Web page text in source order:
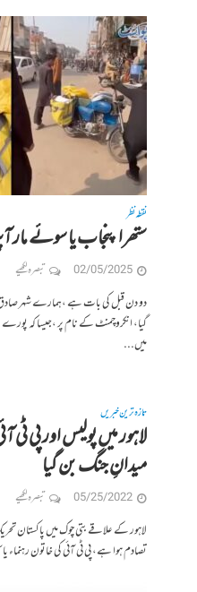
نقطہ نظر
ستھرا پنجاب یا سوئے
02/05/2025 تبصرہ لکھیے
دو دن قبل کی بات ہے ،ہمارے شہر صادق
گیا، انکروچمنٹ کے نام پر ،جیسا کہ
میں...
تازہ ترین خبریں
لاہور میں پولیس اور پی ٹی
میدانِ جنگ بن گیا
05/25/2022 تبصرہ لکھیے
لاہور کے علاقے بتی چوک میں پاکستان
تصادم ہوا ہے، پی ٹی آئی کی خاتون رہنماء